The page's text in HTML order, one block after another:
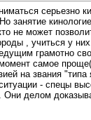
серьезно
занятие
не может
, учиться у
грамотно
самое
на звания "типа
- спецы
Они делом